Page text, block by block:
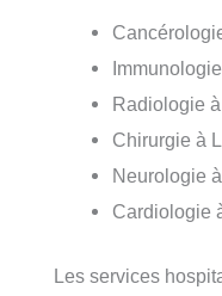
Radiologie
Chirurgie à
Neurologie
Cardiologie
Les services